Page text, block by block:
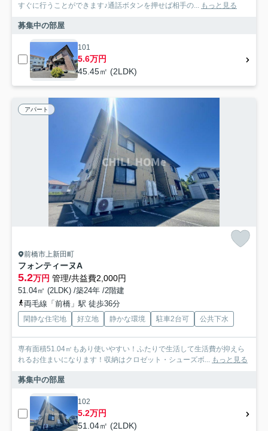
すぐに行うことができます♪通話ボタンを押せば相手の...
もっと見る
募集中の部屋
101
5.6万円
45.45㎡ (2LDK)
アパート
前橋市上新田町
フォンティーヌA
5.2万円 管理/共益費2,000円
51.04㎡ (2LDK) /築24年 /2階建
両毛線「前橋」駅 徒歩36分
閑静な住宅地 好立地 静かな環境 駐車2台可 公共下水
専有面積51.04㎡もあり使いやすい！ふたりで生活して生活費が抑えら
れるお住まいになります！収納はクロゼット・シューズボ...
もっと見る
募集中の部屋
102
5.2万円
51.04㎡ (2LDK)